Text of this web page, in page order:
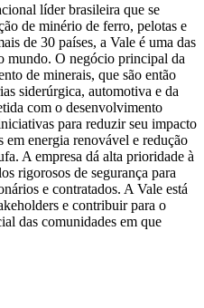
líder brasileira que se
de minério de ferro, pelotas e
de 30 países, a Vale é uma das
mundo. O negócio principal da
de minerais, que são então
siderúrgica, automotiva e da
com o desenvolvimento
para reduzir seu impacto
energia renovável e redução
A empresa dá alta prioridade à
rigorosos de segurança para
e contratados. A Vale está
e contribuir para o
das comunidades em que